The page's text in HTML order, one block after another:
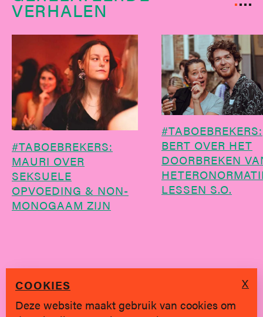
VERHALEN
#TABOEBREKERS:
MAURI OVER
SEKSUELE
OPVOEDING & NON-
MONOGAAM ZIJN
#TABOEBREKERS:
BERT OVER HET
DOORBREKEN
LESSEN S.O.
COOKIES
Deze website maakt gebruik van cookies om
X